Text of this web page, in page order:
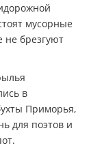
мусорные
не брезгуют
в
Приморья,
для поэтов и